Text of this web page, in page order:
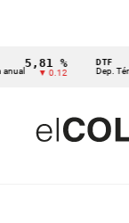
%
▼ 0.12
DTF
Dep. Término Fijo